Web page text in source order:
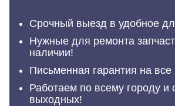
Срочный выезд в удобное
Нужные для ремонта
наличии!
Письменная гарантия на
Работаем по всему городу и
выходных!